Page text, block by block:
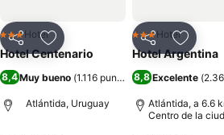
CompartirAñadir a favoritos
3 Estrellas
Hotel
Hotel Centenario
8,4Muy bueno (1.116 puntuaciones)
Atlántida, Uruguay
CompartirAñadir
3 Estrellas
Hotel
Hotel Argentina
8,8 Excelente (
Atlántida, a 6.6
Centro de la